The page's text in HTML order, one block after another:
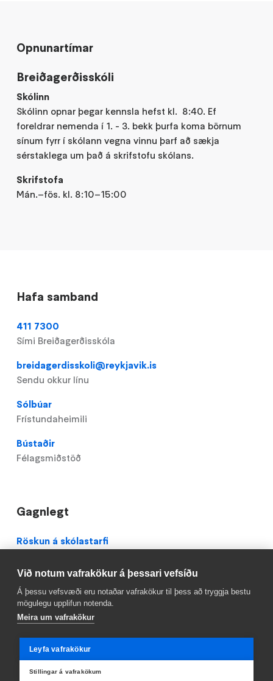
Opnunartímar
Breiðagerðisskóli
Skólinn
Skólinn opnar þegar kennsla hefst kl. 8:40. Ef
foreldrar nemenda í 1. - 3. bekk þurfa koma börnum
sínum fyrr í skólann vegna vinnu þarf að sækja
sérstaklega um það á skrifstofu skólans.
Skrifstofa
Mán.–fös. kl. 8:10–15:00
Hafa samband
411 7300
Sími Breiðagerðisskóla
breidagerdisskoli@reykjavik.is
Sendu okkur línu
Sólbúar
Frístundaheimili
Bústaðir
Félagsmiðstöð
Gagnlegt
Domain
for
Breiðagerðisskóli
(footer)
Röskun á skólastarfi
Reykjavik.is
Við notum vafrakökur á þessari vefsíðu
Á þessu vefsvæði eru notaðar vafrakökur til þess að tryggja bestu
mögulegu upplifun notenda.
Meira um vafrakökur
Leyfa vafrakökur
Stillingar á vafrakökum